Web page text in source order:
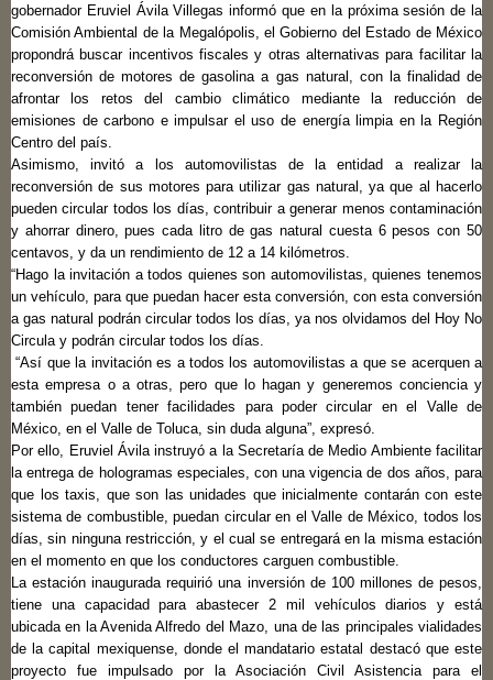
gobernador Eruviel Ávila Villegas informó que en la próxima sesión de la
Comisión Ambiental de la Megalópolis, el Gobierno del Estado de México
propondrá buscar incentivos fiscales y otras alternativas para facilitar la
reconversión de motores de gasolina a gas natural, con la finalidad de
afrontar los retos del cambio climático mediante la reducción de
emisiones de carbono e impulsar el uso de energía limpia en la Región
Centro del país.
Asimismo, invitó a los automovilistas de la entidad a realizar la
reconversión de sus motores para utilizar gas natural, ya que al hacerlo
pueden circular todos los días, contribuir a generar menos contaminación
y ahorrar dinero, pues cada litro de gas natural cuesta 6 pesos con 50
centavos, y da un rendimiento de 12 a 14 kilómetros.
“Hago la invitación a todos quienes son automovilistas, quienes tenemos
un vehículo, para que puedan hacer esta conversión, con esta conversión
a gas natural podrán circular todos los días, ya nos olvidamos del Hoy No
Circula y podrán circular todos los días.
“Así que la invitación es a todos los automovilistas a que se acerquen a
esta empresa o a otras, pero que lo hagan y generemos conciencia y
también puedan tener facilidades para poder circular en el Valle de
México, en el Valle de Toluca, sin duda alguna”, expresó.
Por ello, Eruviel Ávila instruyó a la Secretaría de Medio Ambiente facilitar
la entrega de hologramas especiales, con una vigencia de dos años, para
que los taxis, que son las unidades que inicialmente contarán con este
sistema de combustible, puedan circular en el Valle de México, todos los
días, sin ninguna restricción, y el cual se entregará en la misma estación
en el momento en que los conductores carguen combustible.
La estación inaugurada requirió una inversión de 100 millones de pesos,
tiene una capacidad para abastecer 2 mil vehículos diarios y está
ubicada en la Avenida Alfredo del Mazo, una de las principales vialidades
de la capital mexiquense, donde el mandatario estatal destacó que este
proyecto fue impulsado por la Asociación Civil Asistencia para el